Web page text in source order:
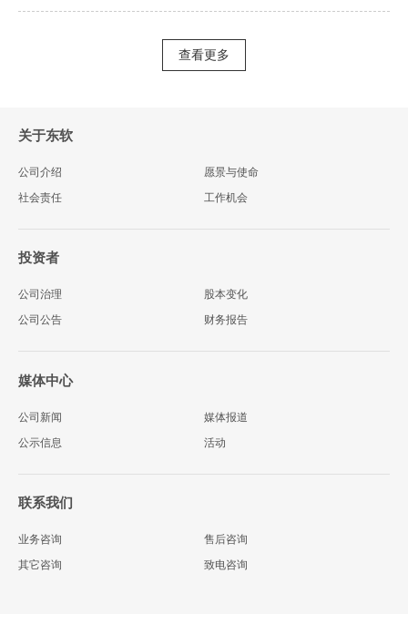
济产业创新、医疗健康产业发展、康养科技服务等领域开展全面合作，促进数
查看更多
关于东软
公司介绍
愿景与使命
社会责任
工作机会
投资者
公司治理
股本变化
公司公告
财务报告
媒体中心
公司新闻
媒体报道
公示信息
活动
联系我们
业务咨询
售后咨询
其它咨询
致电咨询